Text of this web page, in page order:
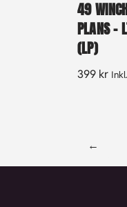
49
PLANS –
(LP)
399 kr
←